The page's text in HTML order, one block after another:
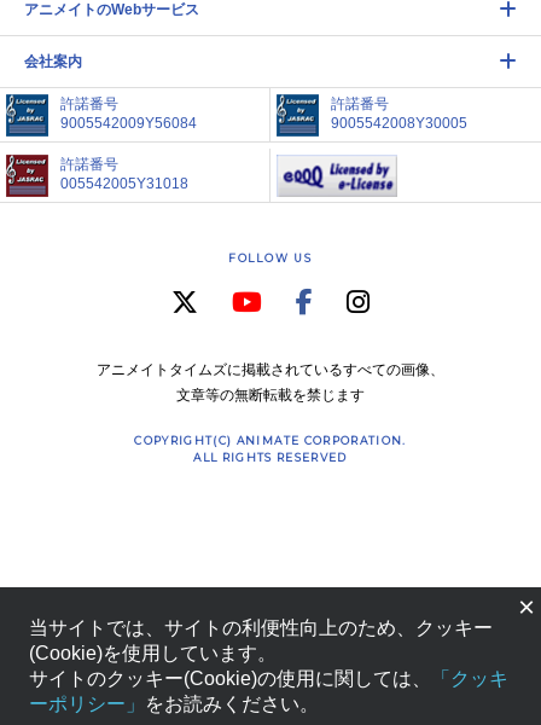
アニメイトのWebサービス
会社案内
許諾番号
9005542009Y56084
許諾番号
9005542008Y30005
許諾番号
005542005Y31018
FOLLOW US
アニメイトタイムズに掲載されているすべての画像、
文章等の無断転載を禁じます
COPYRIGHT(C) ANIMATE CORPORATION.
ALL RIGHTS RESERVED
×
当サイトでは、サイトの利便性向上のため、クッキー
(Cookie)を使用しています。
サイトのクッキー(Cookie)の使用に関しては、
「クッキ
ーポリシー」
をお読みください。